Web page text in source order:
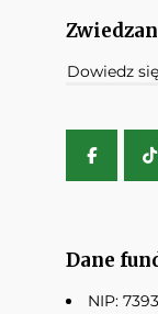
Dowiedz
Dane
NIP: